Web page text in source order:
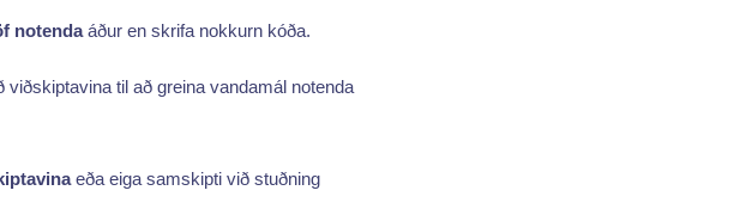
notendaáður en skrifa nokkurn kóða.
viðskiptavina til að greina vandamál notenda
eða eiga samskipti við stuðning